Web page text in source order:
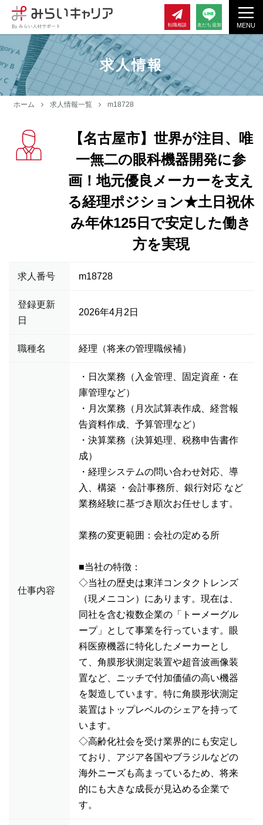
MENU
転職相談 友だち追加
求人情報
ホーム 求人情報一覧 m18728
【名古屋市】世界が注目、唯
一無二の眼科機器開発に参
画！地元優良メーカーを支え
る経理ポジション★土日祝休
み年休125日で安定した働き
方を実現
求人番号 m18728
登録更新
日
2026年4月2日
職種名 経理（将来の管理職候補）
仕事内容
・日次業務（入金管理、固定資産・在
庫管理など）
・月次業務（月次試算表作成、経営報
告資料作成、予算管理など）
・決算業務（決算処理、税務申告書作
成）
・経理システムの問い合わせ対応、導
入、構築 ・会計事務所、銀行対応 など
業務経験に基づき順次お任せします。
業務の変更範囲：会社の定める所
■当社の特徴：
◇当社の歴史は東洋コンタクトレンズ
（現メニコン）にあります。現在は、
同社を含む複数企業の「トーメーグル
ープ」として事業を行っています。眼
科医療機器に特化したメーカーとし
て、角膜形状測定装置や超音波画像装
置など、ニッチで付加価値の高い機器
を製造しています。特に角膜形状測定
装置はトップレベルのシェアを持って
います。
◇高齢化社会を受け業界的にも安定し
ており、アジア各国やブラジルなどの
海外ニーズも高まっているため、将来
的にも大きな成長が見込める企業で
す。